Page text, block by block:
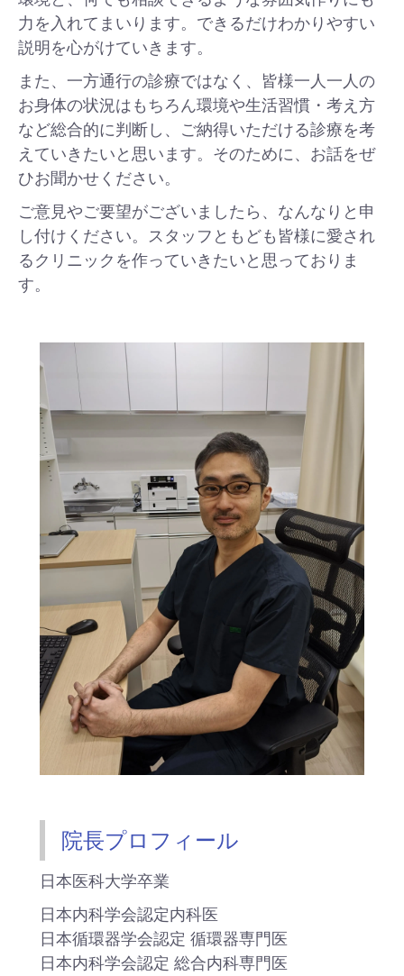
力を入れてまいります。できるだけわかりやすい
説明を心がけていきます。
また、一方通行の診療ではなく、皆様一人一人の
お身体の状況はもちろん環境や生活習慣・考え方
など総合的に判断し、ご納得いただける診療を考
えていきたいと思います。そのために、お話をぜ
ひお聞かせください。
ご意見やご要望がございましたら、なんなりと申
し付けください。スタッフともども皆様に愛され
るクリニックを作っていきたいと思っておりま
す。
院長プロフィール
日本医科大学卒業
日本内科学会認定内科医
日本循環器学会認定 循環器専門医
日本内科学会認定 総合内科専門医